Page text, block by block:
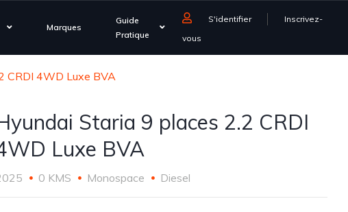
Marques
Guide
Pratique
S'identifier
Inscrivez-
vous
CRDI 4WD Luxe BVA
Staria 9 places 2.2 CRDI
Luxe BVA
0 KMS Monospace Diesel